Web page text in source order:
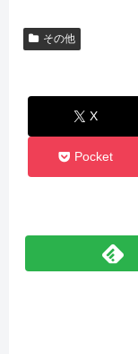
その他
X
Pocket